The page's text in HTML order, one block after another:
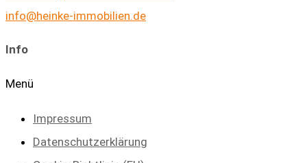
info@heinke-immobilien.de
Info
Menü
Impressum
Datenschutzerklärung